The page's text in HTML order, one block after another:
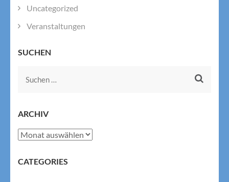
Uncategorized
Veranstaltungen
SUCHEN
Suchen
ARCHIV
Archiv
CATEGORIES